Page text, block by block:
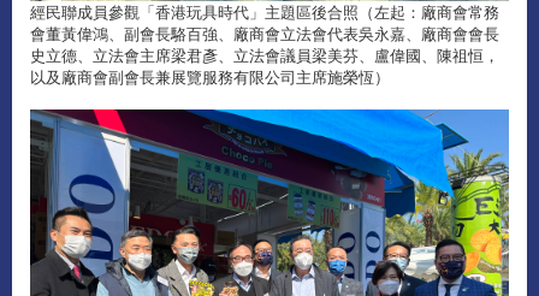
經民聯成員參觀「香港玩具時代」主題區後合照（左起：廠商會常務
會董黃偉鴻、副會長駱百強、廠商會立法會代表吳永嘉、廠商會會長
史立德、立法會主席梁君彥、立法會議員梁美芬、盧偉國、陳祖恒，
以及廠商會副會長兼展覽服務有限公司主席施榮恆）